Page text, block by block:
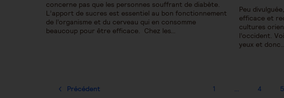
concerne pas que les personnes souffrant de diabète.
L’apport de sucres est essentiel au bon fonctionnement
de l’organisme et du cerveau qui en consomme
beaucoup pour être efficace. Chez les…
Peu
efficace et
cultures
l’occident.
yeux et
Précédent 1 … 4 5